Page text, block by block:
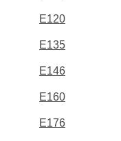
E120
E135
E146
E160
E176